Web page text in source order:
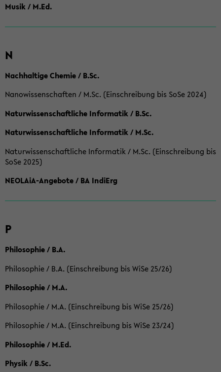
Musik / M.Ed.
N
Nachhaltige Chemie / B.Sc.
Nanowissenschaften / M.Sc. (Einschreibung bis SoSe 2024)
Naturwissenschaftliche Informatik / B.Sc.
Naturwissenschaftliche Informatik / M.Sc.
Naturwissenschaftliche Informatik / M.Sc. (Einschreibung bis
SoSe 2025)
NEOLAiA-Angebote / BA IndiErg
P
Philosophie / B.A.
Philosophie / B.A. (Einschreibung bis WiSe 25/26)
Philosophie / M.A.
Philosophie / M.A. (Einschreibung bis WiSe 25/26)
Philosophie / M.A. (Einschreibung bis WiSe 23/24)
Philosophie / M.Ed.
Physik / B.Sc.